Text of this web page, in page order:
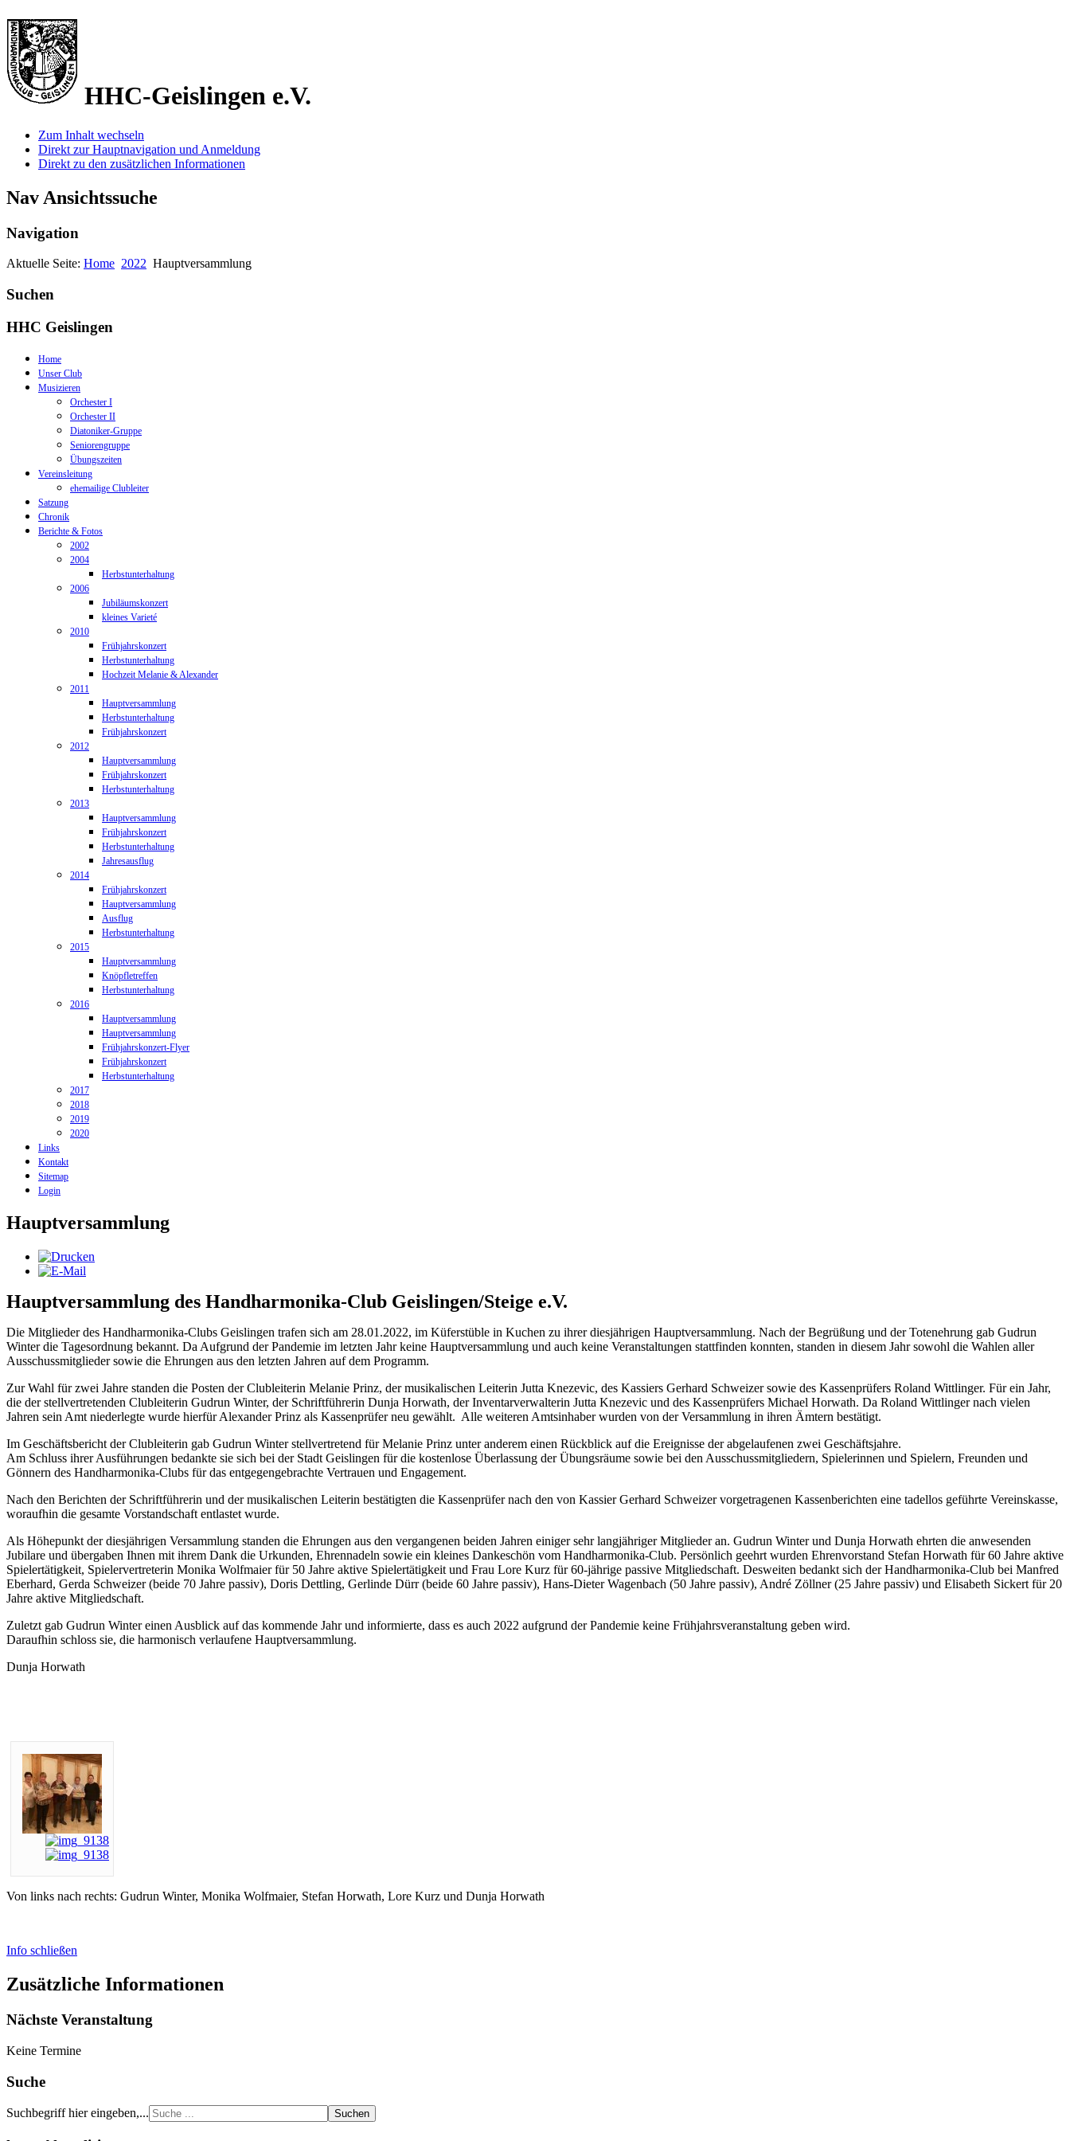
HHC-Geislingen e.V.
Zum Inhalt wechseln
Direkt zur Hauptnavigation und Anmeldung
Direkt zu den zusätzlichen Informationen
Nav Ansichtssuche
Navigation
Aktuelle Seite: Home 2022 Hauptversammlung
Suchen
HHC Geislingen
Home
Unser Club
Musizieren
Orchester I
Orchester II
Diatoniker-Gruppe
Seniorengruppe
Übungszeiten
Vereinsleitung
ehemailige Clubleiter
Satzung
Chronik
Berichte & Fotos
2002
2004
Herbstunterhaltung
2006
Jubiläumskonzert
kleines Varieté
2010
Frühjahrskonzert
Herbstunterhaltung
Hochzeit Melanie & Alexander
2011
Hauptversammlung
Herbstunterhaltung
Frühjahrskonzert
2012
Hauptversammlung
Frühjahrskonzert
Herbstunterhaltung
2013
Hauptversammlung
Frühjahrskonzert
Herbstunterhaltung
Jahresausflug
2014
Frühjahrskonzert
Hauptversammlung
Ausflug
Herbstunterhaltung
2015
Hauptversammlung
Knöpfletreffen
Herbstunterhaltung
2016
Hauptversammlung
Hauptversammlung
Frühjahrskonzert-Flyer
Frühjahrskonzert
Herbstunterhaltung
2017
2018
2019
2020
Links
Kontakt
Sitemap
Login
Hauptversammlung
Hauptversammlung des Handharmonika-Club Geislingen/Steige e.V.
Die Mitglieder des Handharmonika-Clubs Geislingen trafen sich am 28.01.2022, im Küferstüble in Kuchen zu ihrer diesjährigen Hauptversammlung. Nach der Begrüßung und der Totenehrung gab Gudrun
Winter die Tagesordnung bekannt. Da Aufgrund der Pandemie im letzten Jahr keine Hauptversammlung und auch keine Veranstaltungen stattfinden konnten, standen in diesem Jahr sowohl die Wahlen aller
Ausschussmitglieder sowie die Ehrungen aus den letzten Jahren auf dem Programm.
Zur Wahl für zwei Jahre standen die Posten der Clubleiterin Melanie Prinz, der musikalischen Leiterin Jutta Knezevic, des Kassiers Gerhard Schweizer sowie des Kassenprüfers Roland Wittlinger. Für ein Jahr,
die der stellvertretenden Clubleiterin Gudrun Winter, der Schriftführerin Dunja Horwath, der Inventarverwalterin Jutta Knezevic und des Kassenprüfers Michael Horwath. Da Roland Wittlinger nach vielen
Jahren sein Amt niederlegte wurde hierfür Alexander Prinz als Kassenprüfer neu gewählt. Alle weiteren Amtsinhaber wurden von der Versammlung in ihren Ämtern bestätigt.
Im Geschäftsbericht der Clubleiterin gab Gudrun Winter stellvertretend für Melanie Prinz unter anderem einen Rückblick auf die Ereignisse der abgelaufenen zwei Geschäftsjahre.
Am Schluss ihrer Ausführungen bedankte sie sich bei der Stadt Geislingen für die kostenlose Überlassung der Übungsräume sowie bei den Ausschussmitgliedern, Spielerinnen und Spielern, Freunden und
Gönnern des Handharmonika-Clubs für das entgegengebrachte Vertrauen und Engagement.
Nach den Berichten der Schriftführerin und der musikalischen Leiterin bestätigten die Kassenprüfer nach den von Kassier Gerhard Schweizer vorgetragenen Kassenberichten eine tadellos geführte Vereinskasse,
woraufhin die gesamte Vorstandschaft entlastet wurde.
Als Höhepunkt der diesjährigen Versammlung standen die Ehrungen aus den vergangenen beiden Jahren einiger sehr langjähriger Mitglieder an. Gudrun Winter und Dunja Horwath ehrten die anwesenden
Jubilare und übergaben Ihnen mit ihrem Dank die Urkunden, Ehrennadeln sowie ein kleines Dankeschön vom Handharmonika-Club. Persönlich geehrt wurden Ehrenvorstand Stefan Horwath für 60 Jahre aktive
Spielertätigkeit, Spielervertreterin Monika Wolfmaier für 50 Jahre aktive Spielertätigkeit und Frau Lore Kurz für 60-jährige passive Mitgliedschaft. Desweiten bedankt sich der Handharmonika-Club bei Manfred
Eberhard, Gerda Schweizer (beide 70 Jahre passiv), Doris Dettling, Gerlinde Dürr (beide 60 Jahre passiv), Hans-Dieter Wagenbach (50 Jahre passiv), André Zöllner (25 Jahre passiv) und Elisabeth Sickert für 20
Jahre aktive Mitgliedschaft.
Zuletzt gab Gudrun Winter einen Ausblick auf das kommende Jahr und informierte, dass es auch 2022 aufgrund der Pandemie keine Frühjahrsveranstaltung geben wird.
Daraufhin schloss sie, die harmonisch verlaufene Hauptversammlung.
Dunja Horwath
Von links nach rechts: Gudrun Winter, Monika Wolfmaier, Stefan Horwath, Lore Kurz und Dunja Horwath
Info schließen
Zusätzliche Informationen
Nächste Veranstaltung
Keine Termine
Suche
Suchbegriff hier eingeben,... Suchen